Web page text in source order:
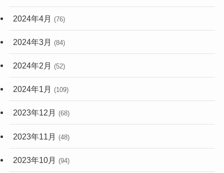
2024年4月 (76)
2024年3月 (84)
2024年2月 (52)
2024年1月 (109)
2023年12月 (68)
2023年11月 (48)
2023年10月 (94)